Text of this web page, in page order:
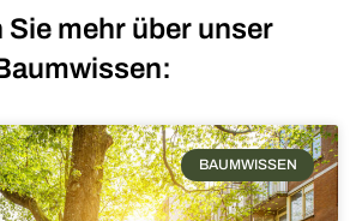
Sie mehr über unser
BAUMWISSEN